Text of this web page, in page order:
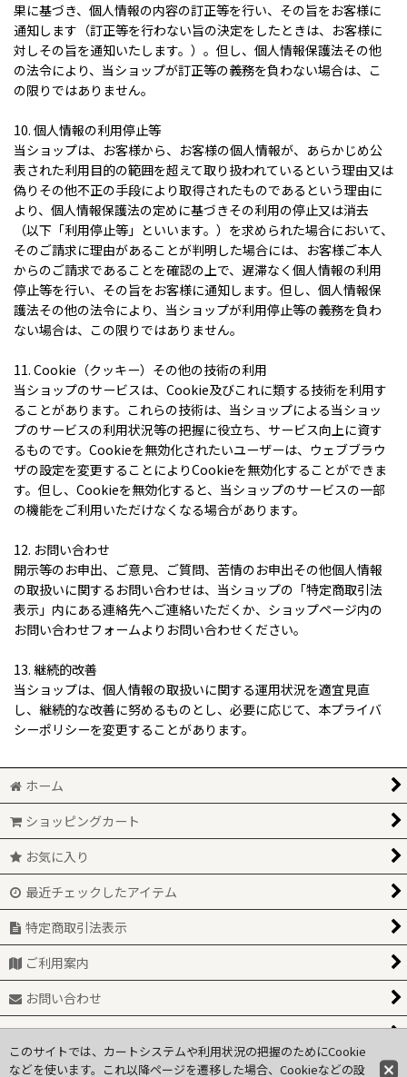
果に基づき、個人情報の内容の訂正等を行い、その旨をお客様に
通知します（訂正等を行わない旨の決定をしたときは、お客様に
対しその旨を通知いたします。）。但し、個人情報保護法その他
の法令により、当ショップが訂正等の義務を負わない場合は、こ
の限りではありません。
10. 個人情報の利用停止等
当ショップは、お客様から、お客様の個人情報が、あらかじめ公
表された利用目的の範囲を超えて取り扱われているという理由又は
偽りその他不正の手段により取得されたものであるという理由に
より、個人情報保護法の定めに基づきその利用の停止又は消去
（以下「利用停止等」といいます。）を求められた場合において、
そのご請求に理由があることが判明した場合には、お客様ご本人
からのご請求であることを確認の上で、遅滞なく個人情報の利用
停止等を行い、その旨をお客様に通知します。但し、個人情報保
護法その他の法令により、当ショップが利用停止等の義務を負わ
ない場合は、この限りではありません。
11. Cookie（クッキー）その他の技術の利用
当ショップのサービスは、Cookie及びこれに類する技術を利用す
ることがあります。これらの技術は、当ショップによる当ショッ
プのサービスの利用状況等の把握に役立ち、サービス向上に資す
るものです。Cookieを無効化されたいユーザーは、ウェブブラウ
ザの設定を変更することによりCookieを無効化することができま
す。但し、Cookieを無効化すると、当ショップのサービスの一部
の機能をご利用いただけなくなる場合があります。
12. お問い合わせ
開示等のお申出、ご意見、ご質問、苦情のお申出その他個人情報
の取扱いに関するお問い合わせは、当ショップの「特定商取引法
表示」内にある連絡先へご連絡いただくか、ショップページ内の
お問い合わせフォームよりお問い合わせください。
13. 継続的改善
当ショップは、個人情報の取扱いに関する運用状況を適宜見直
し、継続的な改善に努めるものとし、必要に応じて、本プライバ
シーポリシーを変更することがあります。
ホーム
ショッピングカート
お気に入り
最近チェックしたアイテム
特定商取引法表示
ご利用案内
お問い合わせ
関連ページ一覧
このサイトでは、カートシステムや利用状況の把握のためにCookie
などを使います。これ以降ページを遷移した場合、Cookieなどの設